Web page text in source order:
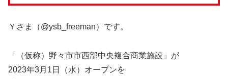
Ｙさま（@ysb_freeman）です。
「（仮称）野々市市西部中央複合商業施設」が
2023年3月1日（水）オープンを